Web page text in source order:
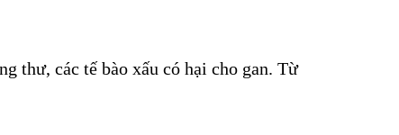
thư, các tế bào xấu có hại cho gan. Từ